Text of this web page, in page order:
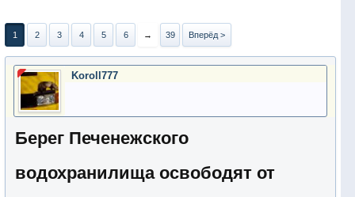
1 2 3 4 5 6 → 39 Вперёд >
Koroll777
Берег Печенежского
водохранилища освободят от